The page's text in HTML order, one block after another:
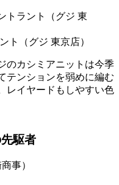
ト（グジ 東京店）
のカシミアニットは今季
テンションを弱めに編む
レイヤードもしやすい色
駆者